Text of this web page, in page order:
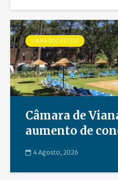
VIANA DO CASTELO
Câmara de
aumento de
4 Agosto, 2026